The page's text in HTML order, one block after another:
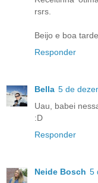
rsrs.
Beijo e boa
Responder
Bella 5 de
Uau, babei
:D
Responder
Neide Bosch 5